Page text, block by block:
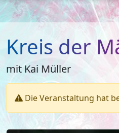
Kreis der
mit Kai Müller
Die Veranstaltung hat